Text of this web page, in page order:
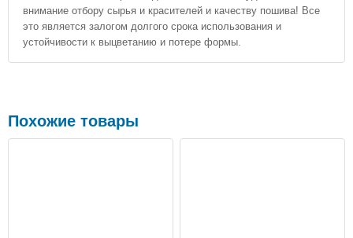
внимание отбору сырья и красителей и качеству пошива! Все
это является залогом долгого срока использования и
устойчивости к выцветанию и потере формы.
Похожие товары